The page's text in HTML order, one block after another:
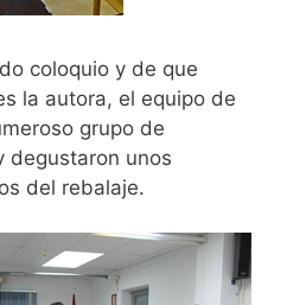
coloquio y de que
la autora, el equipo de
grupo de
degustaron unos
del rebalaje.